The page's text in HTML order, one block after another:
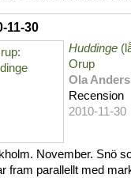
11-30
Huddinge
Orup
Ola
Recension
2010-11-30
November. Snö
fram parallellt med